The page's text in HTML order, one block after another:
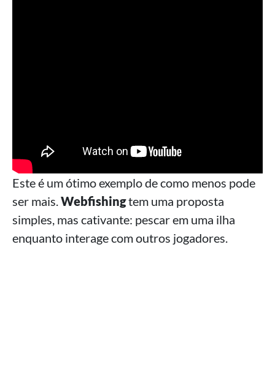
Este é um ótimo exemplo de como menos pode
ser mais. Webfishingtem uma proposta
simples, mas cativante: pescar em uma ilha
enquanto interage com outros jogadores.